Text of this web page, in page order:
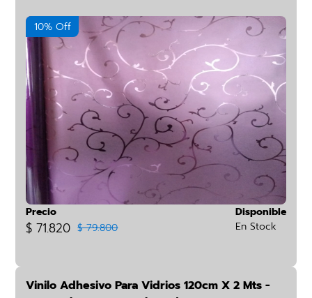
10% Off
Precio
$ 71.820 $ 79.800
Disponible
En Stock
Vinilo Adhesivo Para Vidrios 120cm X 2 Mts -